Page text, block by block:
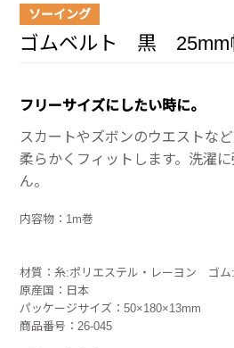
ソーイング
ゴムベルト 黒 25mm
フリーサイズにしたい時に。
スカートやズボンのウエストな
柔らかくフィットします。洗濯
ん。
内容物：1m巻
材質：糸:ポリエステル・レーヨン ゴム
原産国：日本
パッケージサイズ：50×180×13mm
商品番号：26-045